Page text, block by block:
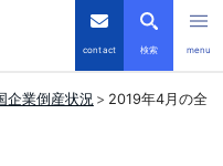
contact 検索 menu
企業倒産状況
2019年4月の全